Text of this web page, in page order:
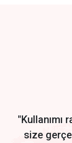
Start by trying our
size